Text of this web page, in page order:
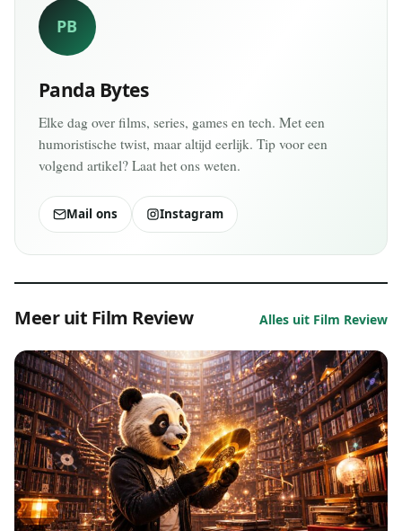
PB
Panda Bytes
Elke dag over films, series, games en tech. Met een
humoristische twist, maar altijd eerlijk. Tip voor een
volgend artikel? Laat het ons weten.
Mail ons Instagram
Meer uit Film Review Alles uit Film Review